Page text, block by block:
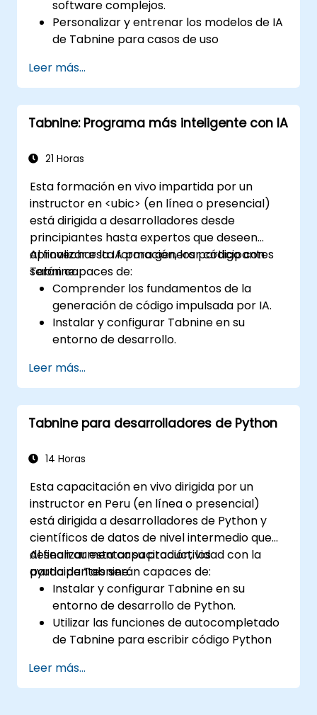
software complejos.
Personalizar y entrenar los modelos de IA
de Tabnine para casos de uso
Integrar Tabnine en los flujos de trabajo
del equipo y las canalizaciones de
desarrollo.
Mejorar la calidad del código y acelerar
insights de Tabnine.
Leer más...
Tabnine: Programa más inteligente con IA
21 Horas
Esta formación en vivo impartida por un
instructor en <ubic> (en línea o presencial)
está dirigida a desarrolladores desde
principiantes hasta expertos que deseen
aprovechar la IA para generar código con
Tabnine.
Al finalizar esta formación, los participantes
serán capaces de:
Comprender los fundamentos de la
generación de código impulsada por IA.
Instalar y configurar Tabnine en su
entorno de desarrollo.
eficientemente y corregir errores.
Crear y entrenar modelos de IA
personalizados con Tabnine para tareas
especializadas.
Leer más...
Tabnine para desarrolladores de Python
14 Horas
Esta capacitación en vivo dirigida por un
instructor en Peru (en línea o presencial)
está dirigida a desarrolladores de Python y
científicos de datos de nivel intermedio que
desean aumentar su productividad con la
ayuda de Tabnine.
Al finalizar esta capacitación, los
participantes serán capaces de:
Instalar y configurar Tabnine en su
entorno de desarrollo de Python.
Utilizar las funciones de autocompletado
de Tabnine para escribir código Python
Personalizar el comportamiento de
Tabnine según su estilo de codificación y
Leer más...